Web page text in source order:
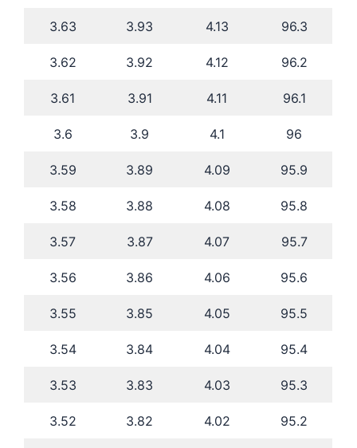
3.63 3.93 4.13 96.3
3.62 3.92 4.12 96.2
3.61 3.91 4.11 96.1
3.6 3.9 4.1 96
3.59 3.89 4.09 95.9
3.58 3.88 4.08 95.8
3.57 3.87 4.07 95.7
3.56 3.86 4.06 95.6
3.55 3.85 4.05 95.5
3.54 3.84 4.04 95.4
3.53 3.83 4.03 95.3
3.52 3.82 4.02 95.2